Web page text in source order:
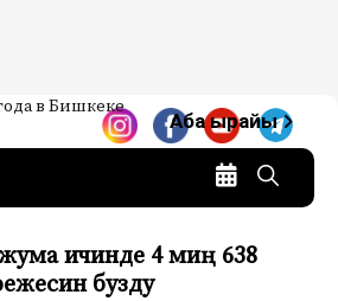
Жаңылыктар —
в Бишкеке
Аба ырайы
ичинде 4 миң 638
бузду